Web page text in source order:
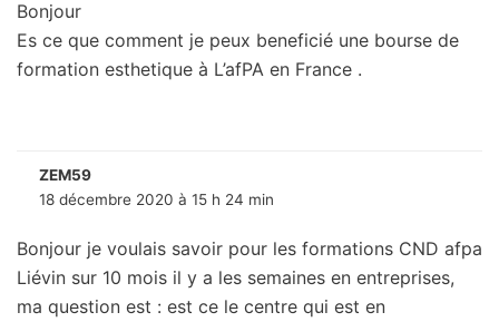
Bonjour
Es ce que comment je peux beneficié une bourse de
formation esthetique à L’afPA en France .
ZEM59
18 décembre 2020 à 15 h 24 min
Bonjour je voulais savoir pour les formations CND afpa
Liévin sur 10 mois il y a les semaines en entreprises,
ma question est : est ce le centre qui est en